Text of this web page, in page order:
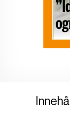
Innehåll